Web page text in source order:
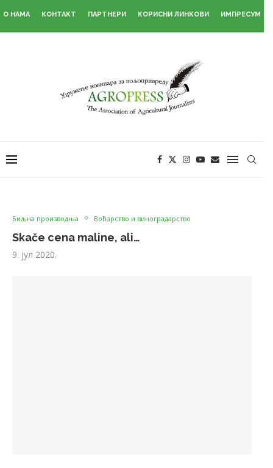
О НАМА КОНТАКТ ПАРТНЕРИ КОРИСНИ ЛИНКОВИ ИМПРЕСУМ
Биљна производња Воћарство и виноградарство
Skače cena maline, ali…
9. јул 2020.